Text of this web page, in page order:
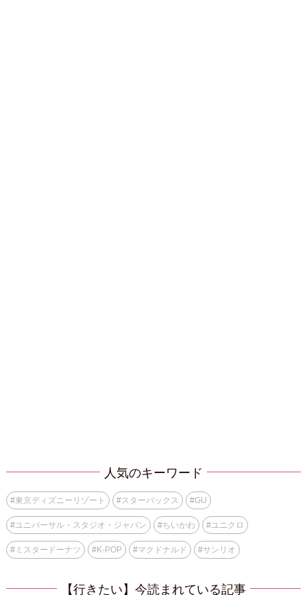
人気のキーワード
#東京ディズニーリゾート #スターバックス #GU
#ユニバーサル・スタジオ・ジャパン #ちいかわ #ユニクロ
#ミスタードーナツ #K-POP #マクドナルド #サンリオ
【行きたい】今読まれている記事